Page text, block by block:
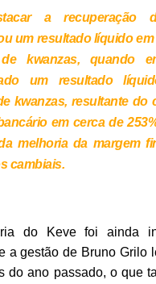
a recuperação
um resultado líquido em
kwanzas, quando
um resultado
kwanzas, resultante do
em cerca de
melhoria da margem
cambiais.
do Keve foi ainda
a gestão de Bruno Grilo
do ano passado, o que